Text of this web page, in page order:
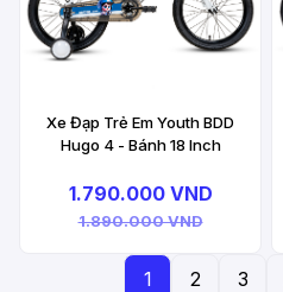
Xe Đạp Trẻ Em Youth BDD
Hugo 4 - Bánh 18 Inch
1.790.000 VND
1.890.000 VND
1 2 3